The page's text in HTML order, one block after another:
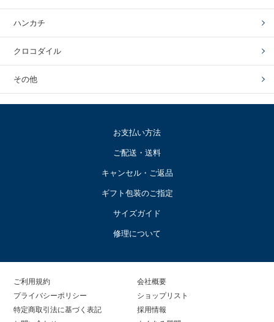
ハンカチ
クロコダイル
その他
お支払い方法
ご配送・送料
キャンセル・ご返品
ギフト包装のご指定
サイズガイド
修理について
ご利用規約
プライバシーポリシー
特定商取引法に基づく表記
会社概要
ショップリスト
採用情報